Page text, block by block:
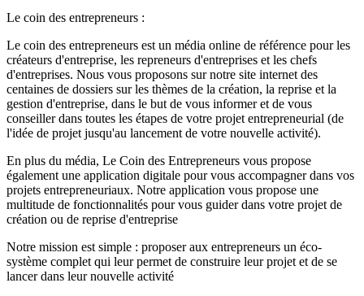
Le coin des entrepreneurs :
Le coin des entrepreneurs est un média online de référence pour les
créateurs d'entreprise, les repreneurs d'entreprises et les chefs
d'entreprises. Nous vous proposons sur notre site internet des
centaines de dossiers sur les thèmes de la création, la reprise et la
gestion d'entreprise, dans le but de vous informer et de vous
conseiller dans toutes les étapes de votre projet entrepreneurial (de
l'idée de projet jusqu'au lancement de votre nouvelle activité).
En plus du média, Le Coin des Entrepreneurs vous propose
également une application digitale pour vous accompagner dans vos
projets entrepreneuriaux. Notre application vous propose une
multitude de fonctionnalités pour vous guider dans votre projet de
création ou de reprise d'entreprise
Notre mission est simple : proposer aux entrepreneurs un éco-
système complet qui leur permet de construire leur projet et de se
lancer dans leur nouvelle activité